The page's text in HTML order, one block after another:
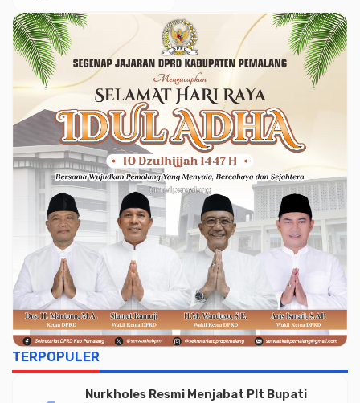
TERPOPULER
Nurkholes Resmi Menjabat Plt Bupati